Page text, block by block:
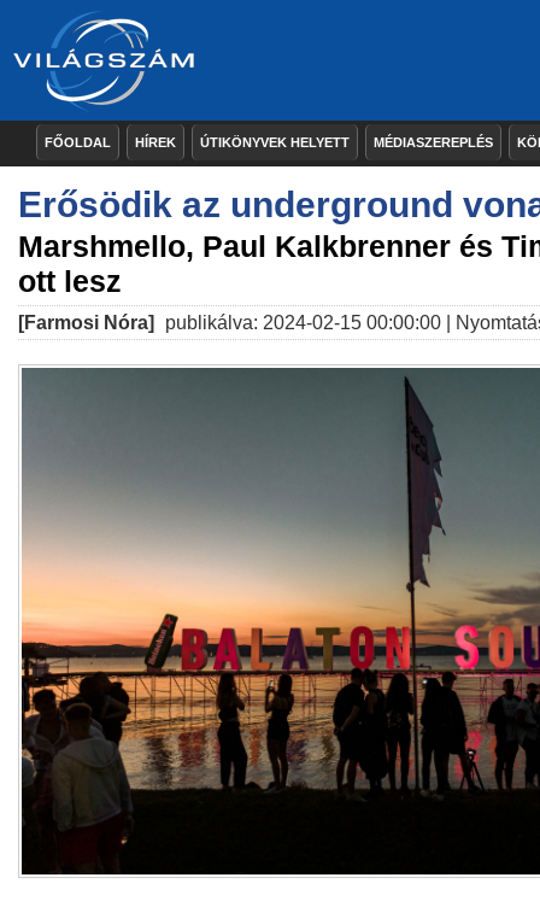
FŐOLDAL HÍREK ÚTIKÖNYVEK HELYETT MÉDIASZEREPLÉS
Erősödik az underground
Marshmello, Paul Kalkbrenner és
ott lesz
[Farmosi Nóra] publikálva: 2024-02-15 00:00:00 |